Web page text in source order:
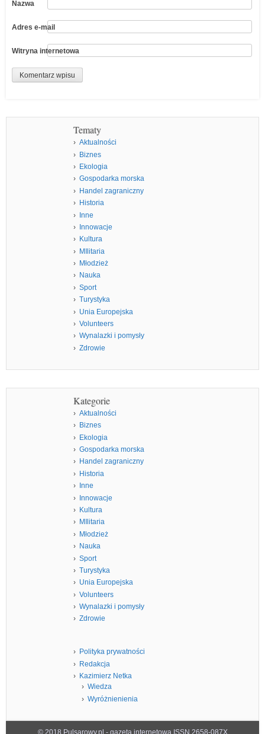
Nazwa
Adres e-mail
Witryna internetowa
Tematy
Aktualności
Biznes
Ekologia
Gospodarka morska
Handel zagraniczny
Historia
Inne
Innowacje
Kultura
MIlitaria
Młodzież
Nauka
Sport
Turystyka
Unia Europejska
Volunteers
Wynalazki i pomysły
Zdrowie
Kategorie
Aktualności
Biznes
Ekologia
Gospodarka morska
Handel zagraniczny
Historia
Inne
Innowacje
Kultura
MIlitaria
Młodzież
Nauka
Sport
Turystyka
Unia Europejska
Volunteers
Wynalazki i pomysły
Zdrowie
Polityka prywatności
Redakcja
Kazimierz Netka
Wiedza
Wyróżnienienia
© 2018 Pulsarowy.pl - gazeta internetowa ISSN 2658-087X